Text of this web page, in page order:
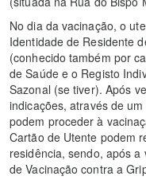
No dia da vacinação, o
Identidade de Residente
(conhecido também por
de Saúde e o Registo
Sazonal (se tiver). Após
indicações, através de
podem proceder à
Cartão de Utente podem
residência, sendo, após
de Vacinação contra a